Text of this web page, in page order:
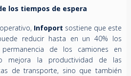
los tiempos de espera
Infoport sostiene que este
reducir hasta en un 40% los
de los camiones en
mejora la productividad de las
de transporte, sino que también